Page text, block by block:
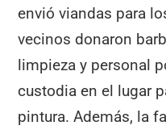
envió viandas para
vecinos donaron
limpieza y personal
custodia en el lugar
pintura. Además, la